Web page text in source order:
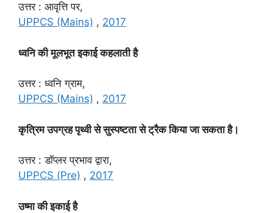
उत्तर : आवृत्ति पर,
UPPCS (Mains) , 2017
ध्वनि की मूलभूत इकाई कहलाती है
उत्तर : ध्वनि ग्राम,
UPPCS (Mains) , 2017
कृत्रिम उपग्रह पृथ्वी से सुस्पष्टता से ट्रैक किया जा सकता है।
उत्तर : डॉप्लर प्रभाव द्वारा,
UPPCS (Pre) , 2017
उष्मा की इकाई है